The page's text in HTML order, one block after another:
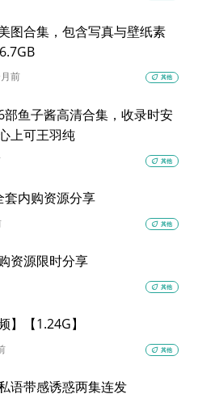
图合集，包含写真与壁纸素
前 eco 其他
鱼子酱高清合集，收录时安
上可王羽纯
eco 其他
内购资源分享
eco 其他
资源限时分享
eco 其他
】【1.24G】
eco 其他
语带感诱惑两集连发